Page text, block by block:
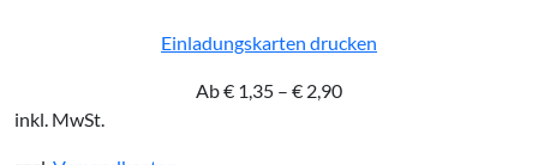
Einladungskarten drucken
Ab€ 1,35 – € 2,90
inkl. MwSt.